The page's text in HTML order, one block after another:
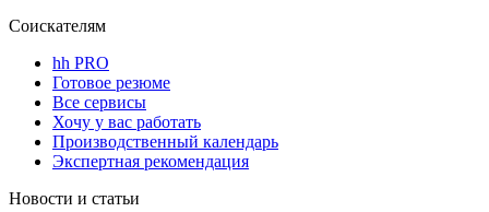
Соискателям
hh PRO
Готовое резюме
Все сервисы
Хочу у вас работать
Производственный календарь
Экспертная рекомендация
Новости и статьи